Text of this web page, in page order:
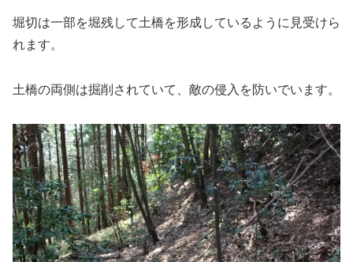
堀切は一部を堀残して土橋を形成しているように見受けら
れます。
土橋の両側は掘削されていて、敵の侵入を防いでいます。